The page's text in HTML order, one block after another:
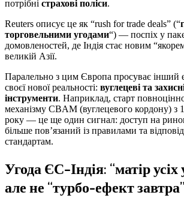
потрібні страхові поліси.
Reuters описує це як “rush for trade deals” (“
торговельними угодами“) — поспіх у
домовленостей, де Індія стає новим
великій Азії.
Паралельно з цим Європа просуває інший
своєї нової реальності: вуглецеві та
інструменти. Наприклад, старт
механізму CBAM (вуглецевого кордону) з
року — це ще один сигнал: доступ на
більше пов’язаний із правилами та
стандартам.
Угода ЄС–Індія: “матір усіх
але не “турбо-ефект завтра”